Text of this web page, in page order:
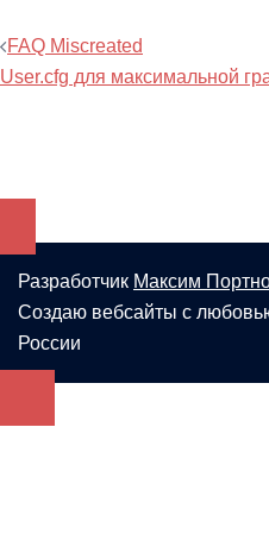
FAQ Miscreated
User.cfg для максимальной
Разработчик Максим
Создаю вебсайты с
России